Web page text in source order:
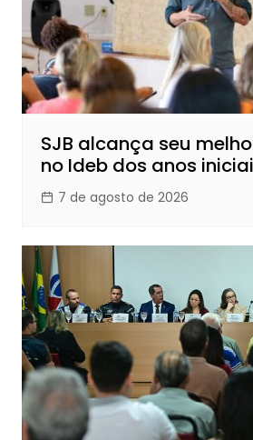
SJB alcança seu
no Ideb dos anos
7 de agosto de 2026